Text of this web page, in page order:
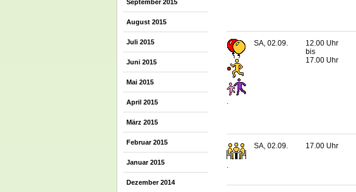
September 2015
August 2015
Juli 2015
Juni 2015
Mai 2015
April 2015
März 2015
Februar 2015
Januar 2015
Dezember 2014
.
SA, 02.09.
12.00 Uhr
bis
17.00 Uhr
SA, 02.09. 17.00 Uhr